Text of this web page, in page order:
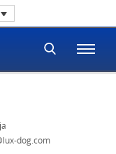
dog.com